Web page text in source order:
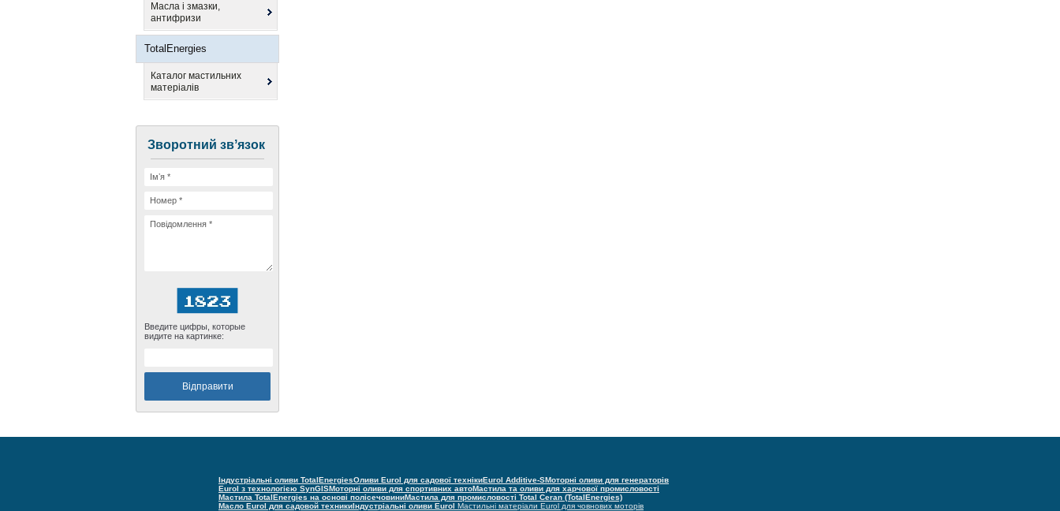
Масла і змазки,
антифризи
TotalEnergies
Каталог мастильних
матеріалів
Зворотний звʼязок
Введите цифры, которые
видите на картинке:
Індустріальні оливи TotalEnergiesОливи Eurol для садової технікиEurol Additive-SМоторні оливи для генераторів
Eurol з технологією SynGISМоторні оливи для спортивних автоМастила та оливи для харчової промисловості
Мастила TotalEnergies на основі полісечовиниМастила для промисловості Total Ceran (TotalEnergies)
Масло Eurol для садовой техникиІндустріальні оливи Eurol Мастильні матеріали Eurol для човнових моторів